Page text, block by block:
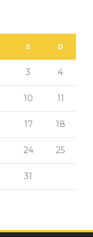
S D
3 4
10 11
17 18
24 25
31